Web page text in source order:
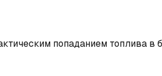
попаданием топлива в